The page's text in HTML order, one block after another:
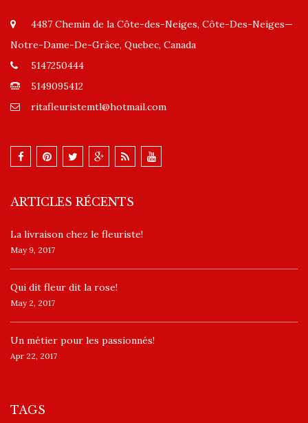
4487 Chemin de la Côte-des-Neiges, Côte-Des-Neiges—
Notre-Dame-De-Grâce, Quebec, Canada
5147250444
5149095412
ritafleuristemtl@hotmail.com
ARTICLES RÉCENTS
La livraison chez le fleuriste!
May 9, 2017
​Qui dit fleur dit la rose!
May 2, 2017
Un ​métier pour les passionnés​!
Apr 22, 2017
TAGS